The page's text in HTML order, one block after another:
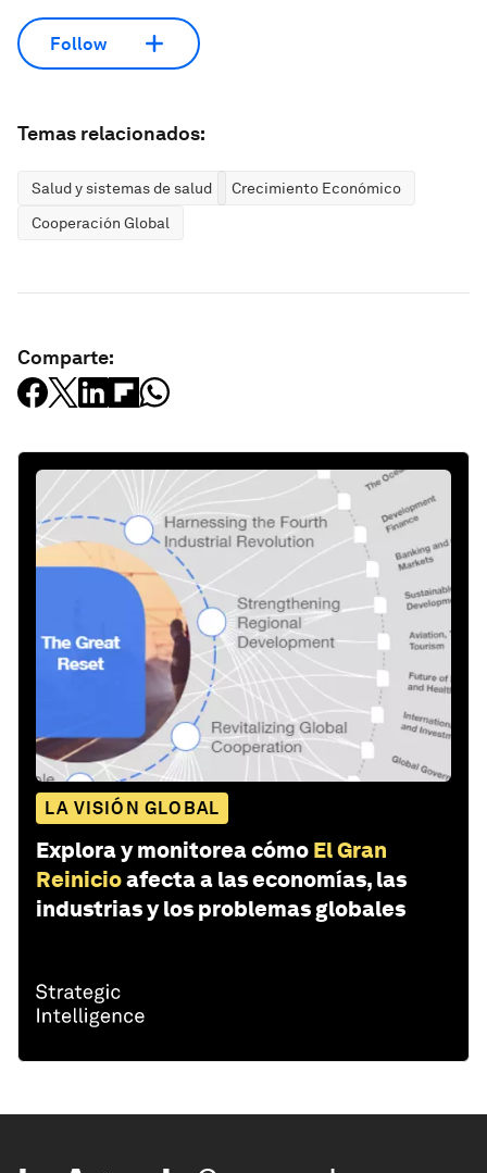
Follow
Temas relacionados:
Salud y sistemas de salud
Crecimiento Económico
Cooperación Global
Comparte:
LA VISIÓN GLOBAL
Explora y monitorea cómo El Gran
Reinicioafecta a las economías, las
industrias y los problemas globales